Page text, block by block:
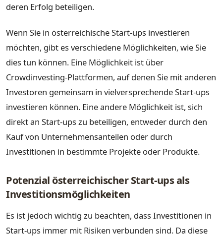
deren Erfolg beteiligen.
Wenn Sie in österreichische Start-ups investieren
möchten, gibt es verschiedene Möglichkeiten, wie Sie
dies tun können. Eine Möglichkeit ist über
Crowdinvesting-Plattformen, auf denen Sie mit anderen
Investoren gemeinsam in vielversprechende Start-ups
investieren können. Eine andere Möglichkeit ist, sich
direkt an Start-ups zu beteiligen, entweder durch den
Kauf von Unternehmensanteilen oder durch
Investitionen in bestimmte Projekte oder Produkte.
Potenzial österreichischer Start-ups als
Investitionsmöglichkeiten
Es ist jedoch wichtig zu beachten, dass Investitionen in
Start-ups immer mit Risiken verbunden sind. Da diese